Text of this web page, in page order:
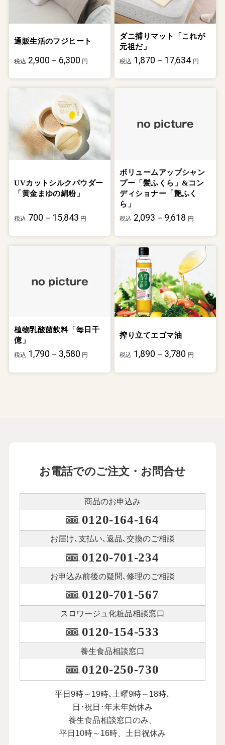
通販生活のフジヒート
税込 2,900－6,300 円
ダニ捕りマット「これが
元祖だ」
税込 1,870－17,634 円
UVカットシルクパウダー
「黄金まゆの絹粉」
税込 700－15,843 円
ボリュームアップシャン
プー「髪ふくら」&コン
ディショナー「艶ふく
ら」
税込 2,093－9,618 円
植物乳酸菌飲料「毎日千
億」
税込 1,790－3,580 円
搾り立てエゴマ油
税込 1,890－3,780 円
お電話でのご注文・お問合せ
商品のお申込み
0120-164-164
お届け､支払い､ 返品､交換のご相談
0120-701-234
お申込み前後の疑問､修理のご相談
0120-701-567
スロワージュ化粧品相談窓口
0120-154-533
養生食品相談窓口
0120-250-730
平日9時～19時､土曜9時～18時､
日･祝日･年末年始休み
養生食品相談窓口のみ、
平日10時～16時、土日祝休み